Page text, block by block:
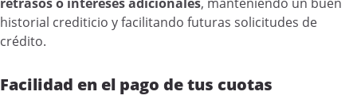
historial crediticio y facilitando futuras solicitudes de
crédito.
Facilidad en el pago de tus cuotas